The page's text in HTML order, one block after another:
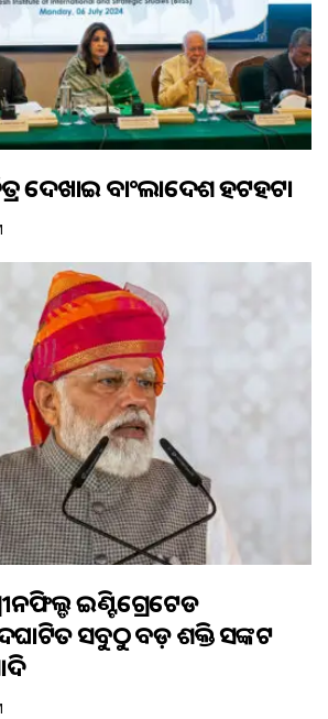
ଦେଖାଇ ବାଂଲାଦେଶ ହଟହଟା
ଇଣ୍ଟିଗ୍ରେଟେଡ
ସବୁଠୁ ବଡ଼ ଶକ୍ତି ସଙ୍କଟ